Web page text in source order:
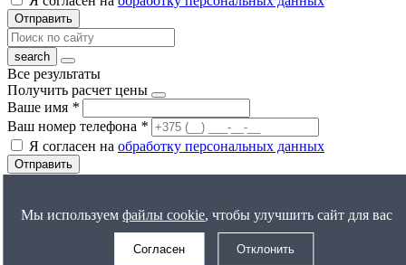
Отправить
Все результаты
Получить расчет цены
Ваше имя *
Ваш номер телефона *
Я согласен на обработку персональных данных
Отправить
Ваш номер телефона*
Мы используемфайлы cookie, чтобы улучшить сайт для вас
Согласен Отклонить